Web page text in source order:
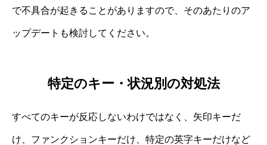
で不具合が起きることがありますので、そのあたりのア
ップデートも検討してください。
特定のキー・状況別の対処法
すべてのキーが反応しないわけではなく、矢印キーだ
け、ファンクションキーだけ、特定の英字キーだけなど